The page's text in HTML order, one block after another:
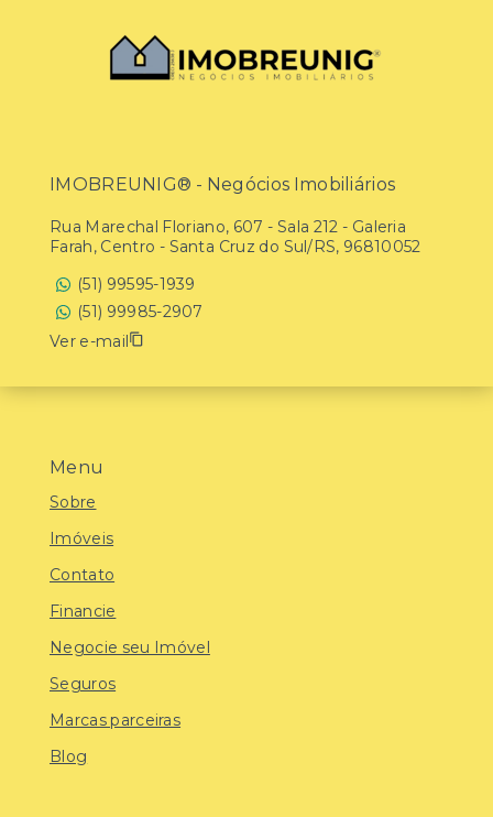
Menu
Sobre
Imóveis
Contato
Financie
Negocie seu Imóvel
Seguros
Marcas parceiras
Blog
IMOBREUNIG® - Negócios Imobiliários
Rua Marechal Floriano, 607 - Sala 212 - Galeria
Farah, Centro - Santa Cruz do Sul/RS, 96810052
(51) 99595-1939
(51) 99985-2907
Ver e-mail